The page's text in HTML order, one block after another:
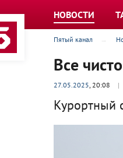
НОВОСТИ
Пятый канал
Все
27.05.2025, 20:08 |
Курортный